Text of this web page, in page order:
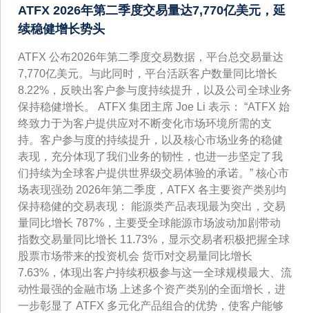
ATFX 2026年第二季度交易量达7,770亿美元，延
续稳健增长势头
ATFX 公布2026年第二季度交易数据，平台总交易量达
7,770亿美元。与此同时，平台活跃客户数量同比增长
8.22%，反映出客户参与度持续提升，以及公司全球业务
保持稳健增长。 ATFX 集团主席 Joe Li 表示： “ATFX 始
终致力于为客户提供应对不断变化市场环境所需的支
持。客户参与度的持续提升，以及核心市场业务的稳健
表现，充分体现了我们业务的韧性，也进一步坚定了我
们持续为全球客户提供世界级交易体验的承诺。” 核心市
场表现强劲 2026年第二季度，ATFX 各主要资产类别均
保持稳健的交易表现： 能源类产品表现最为突出，交易
量同比增长 787%，主要受全球能源市场波动加剧带动
指数交易量同比增长 11.73%，显示交易者积极把握全球
股票市场带来的投资机会 货币对交易量同比增长
7.63%，体现出客户持续积极参与这一全球规模最大、流
动性最强的金融市场 上述多个资产类别的全面增长，进
一步彰显了 ATFX 多元化产品组合的优势，使客户能够